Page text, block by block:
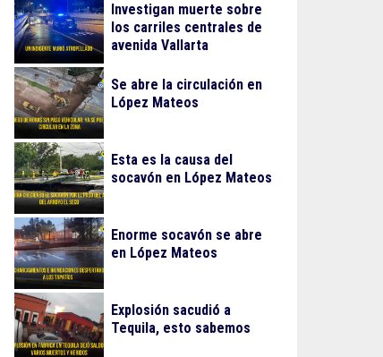
Investigan muerte sobre
los carriles centrales de
avenida Vallarta
Se abre la circulación en
López Mateos
Esta es la causa del
socavón en López Mateos
Enorme socavón se abre
en López Mateos
Explosión sacudió a
Tequila, esto sabemos